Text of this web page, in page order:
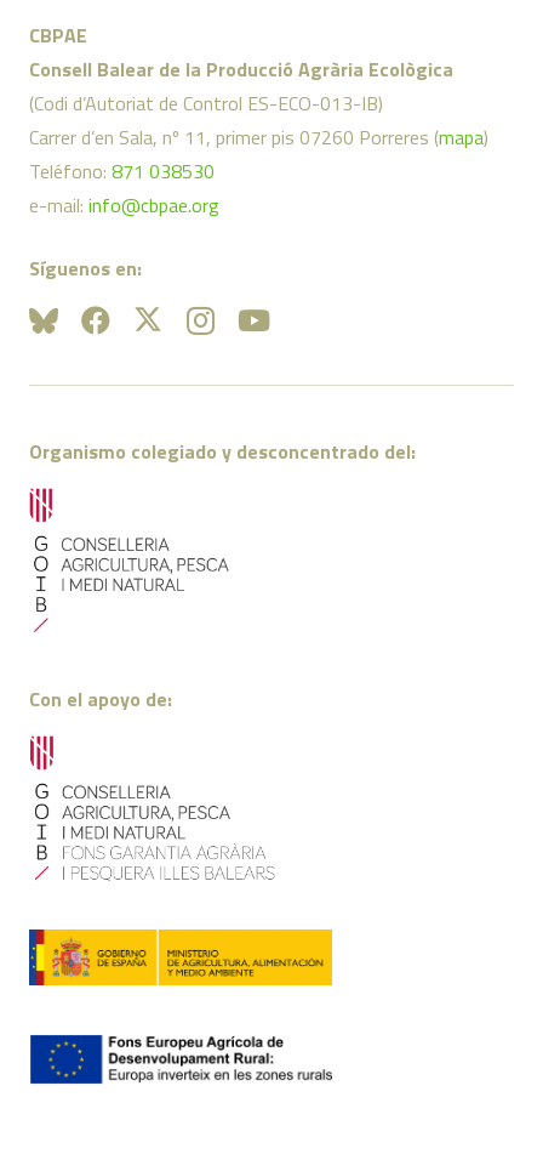
CBPAE
Consell Balear de la Producció Agrària Ecològica
(Codi d’Autoriat de Control ES-ECO-013-IB)
Carrer d’en Sala, nº 11, primer pis 07260 Porreres (mapa)
Teléfono: 871 038530
e-mail: info@cbpae.org
Síguenos en:
Organismo colegiado y desconcentrado del:
Con el apoyo de: